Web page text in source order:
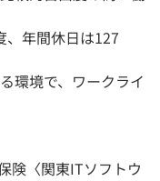
、年間休日は127
環境で、ワークライ
険〈関東ITソフトウ